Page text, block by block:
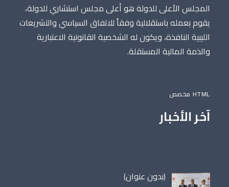
المجلس الأعلى للدولة هو أعلى مجلس استشاري للدولة،
يقوم بعمله باستقلالية وفقاً للاتفاق السياسي والتشريعات
الليبية النافذة، ويكون له الشخصية القانونية الاعتبارية
والذمة المالية المستقلة.
HTML مخصص
آخر الأخبار
(بدون عنوان)مقالة